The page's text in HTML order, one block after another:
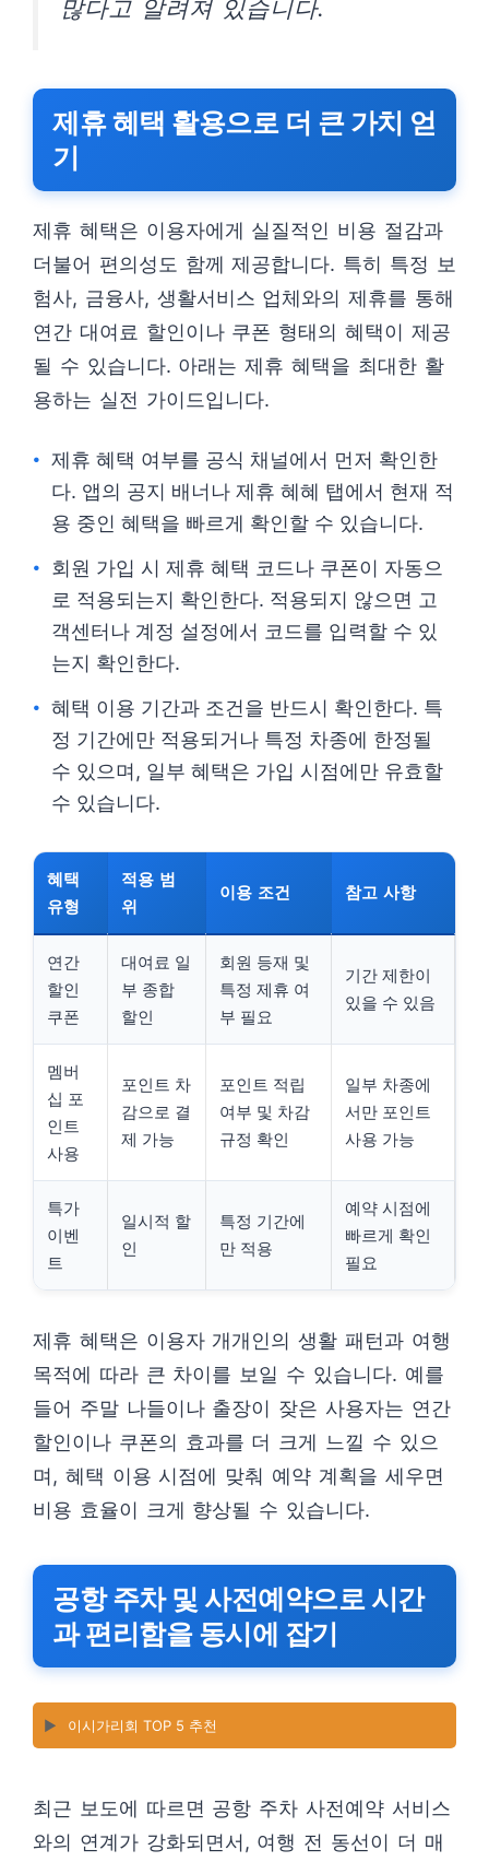
많다고 알려져 있습니다.
제휴 혜택 활용으로 더 큰 가치 얻
기
제휴 혜택은 이용자에게 실질적인 비용 절감과
더불어 편의성도 함께 제공합니다. 특히 특정 보
험사, 금융사, 생활서비스 업체와의 제휴를 통해
연간 대여료 할인이나 쿠폰 형태의 혜택이 제공
될 수 있습니다. 아래는 제휴 혜택을 최대한 활
용하는 실전 가이드입니다.
제휴 혜택 여부를 공식 채널에서 먼저 확인한
다. 앱의 공지 배너나 제휴 혜혜 탭에서 현재 적
용 중인 혜택을 빠르게 확인할 수 있습니다.
회원 가입 시 제휴 혜택 코드나 쿠폰이 자동으
로 적용되는지 확인한다. 적용되지 않으면 고
객센터나 계정 설정에서 코드를 입력할 수 있
는지 확인한다.
혜택 이용 기간과 조건을 반드시 확인한다. 특
정 기간에만 적용되거나 특정 차종에 한정될
수 있으며, 일부 혜택은 가입 시점에만 유효할
수 있습니다.
혜택
유형
적용 범
위
이용 조건 참고 사항
연간
할인
쿠폰
대여료 일
부 종합
할인
회원 등재 및
특정 제휴 여
부 필요
기간 제한이
있을 수 있음
멤버
십 포
인트
사용
포인트 차
감으로 결
제 가능
포인트 적립
여부 및 차감
규정 확인
일부 차종에
서만 포인트
사용 가능
특가
이벤
트
일시적 할
인
특정 기간에
만 적용
예약 시점에
빠르게 확인
필요
제휴 혜택은 이용자 개개인의 생활 패턴과 여행
목적에 따라 큰 차이를 보일 수 있습니다. 예를
들어 주말 나들이나 출장이 잦은 사용자는 연간
할인이나 쿠폰의 효과를 더 크게 느낄 수 있으
며, 혜택 이용 시점에 맞춰 예약 계획을 세우면
비용 효율이 크게 향상될 수 있습니다.
공항 주차 및 사전예약으로 시간
과 편리함을 동시에 잡기
▶️ 이시가리회 TOP 5 추천
최근 보도에 따르면 공항 주차 사전예약 서비스
와의 연계가 강화되면서, 여행 전 동선이 더 매